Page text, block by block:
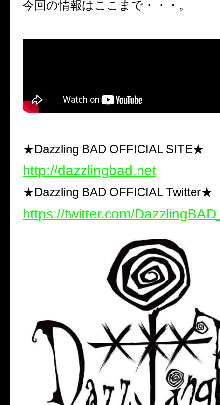
今回の情報はここまで・・・。
★Dazzling BAD OFFICIAL SITE★
http://dazzlingbad.net
★Dazzling BAD OFFICIAL Twitter★
https://twitter.com/